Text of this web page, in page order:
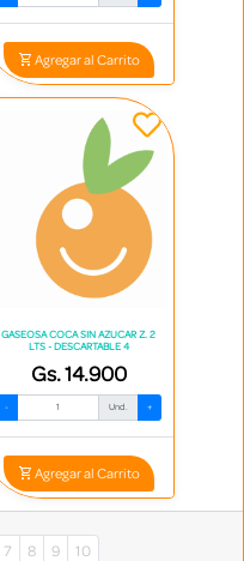
Agregar al Carrito
GASEOSA COCA SIN AZUCAR Z. 2
LTS - DESCARTABLE 4
Gs. 14.900
- Und. +
Agregar al Carrito
7 8 9 10